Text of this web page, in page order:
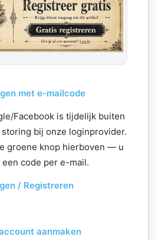
met e-mailcode
Facebook is tijdelijk buiten
bij onze loginprovider.
groene knop hierboven — u
code per e-mail.
/ Registreren
aanmaken